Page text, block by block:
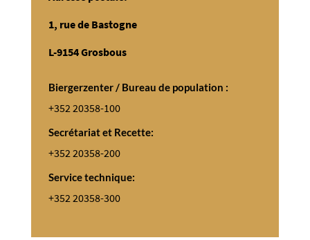
1, rue de Bastogne
L-9154 Grosbous
Biergerzenter / Bureau de population :
+352 20358-100
Secrétariat et Recette:
+352 20358-200
Service technique:
+352 20358-300